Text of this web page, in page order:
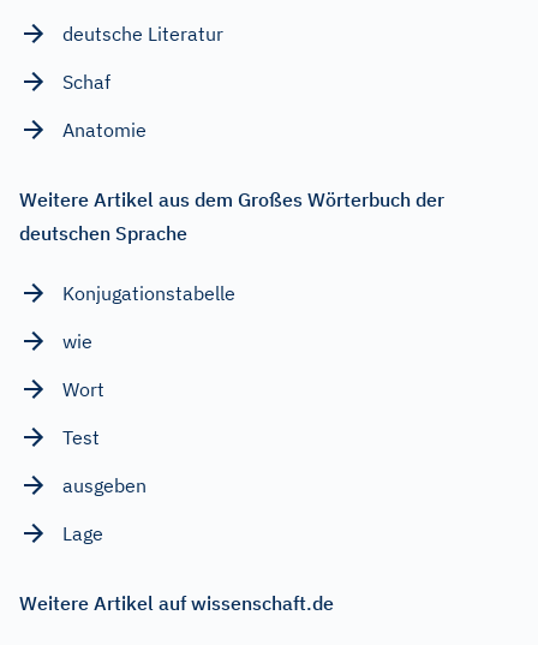
deutsche Literatur
Schaf
Anatomie
Weitere Artikel aus dem Großes Wörterbuch der
deutschen Sprache
Konjugationstabelle
wie
Wort
Test
ausgeben
Lage
Weitere Artikel auf wissenschaft.de